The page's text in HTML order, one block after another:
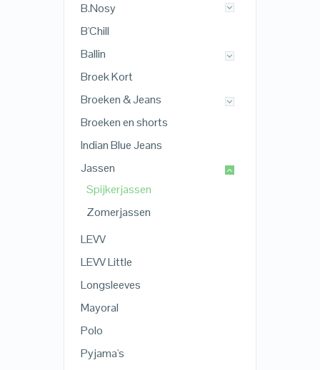
B.Nosy
B'Chill
Ballin
Broek Kort
Broeken & Jeans
Broeken en shorts
Indian Blue Jeans
Jassen
Spijkerjassen
Zomerjassen
LEVV
LEVV Little
Longsleeves
Mayoral
Polo
Pyjama's